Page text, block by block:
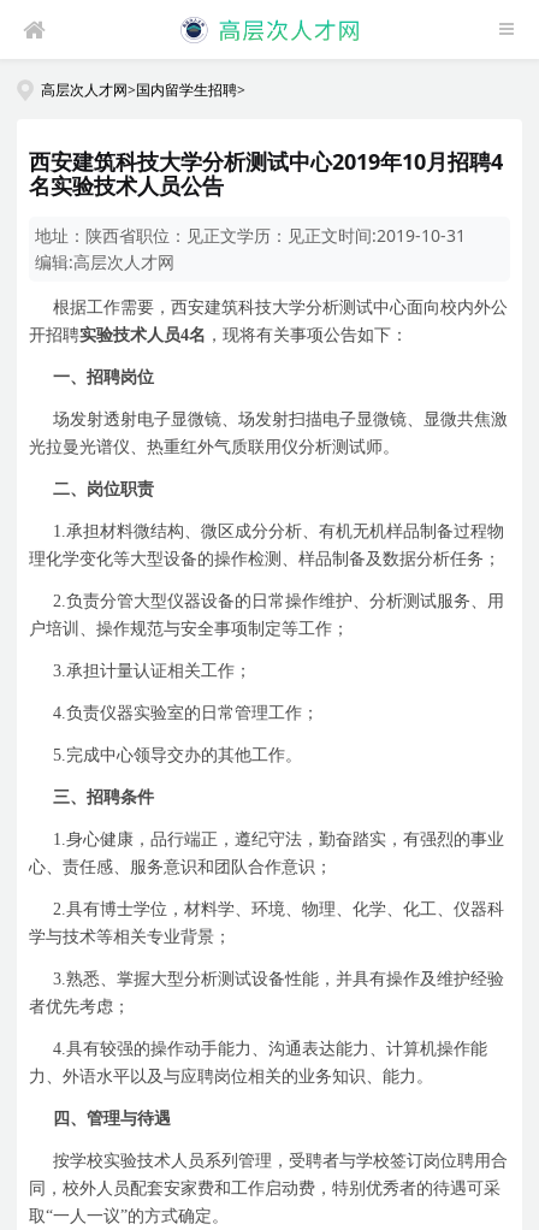
高层次人才网>国内留学生招聘>
西安建筑科技大学分析测试中心2019年10月招聘4
名实验技术人员公告
地址：陕西省职位： 见正文学历： 见正文时间:2019-10-31
编辑:高层次人才网
根据工作需要，西安建筑科技大学分析测试中心面向校内外公
开招聘实验技术人员4名 ，现将有关事项公告如下：
一、招聘岗位
场发射透射电子显微镜、场发射扫描电子显微镜、显微共焦激
光拉曼光谱仪、热重红外气质联用仪分析测试师。
二、岗位职责
1.承担材料微结构、微区成分分析、有机无机样品制备过程物
理化学变化等大型设备的操作检测、样品制备及数据分析任务；
2.负责分管大型仪器设备的日常操作维护、分析测试服务、用
户培训、操作规范与安全事项制定等工作；
3.承担计量认证相关工作；
4.负责仪器实验室的日常管理工作；
5. 完成中心领导交办的其他工作。
三、招聘条件
1.身心健康，品行端正，遵纪守法，勤奋踏实，有强烈的事业
心、责任感、服务意识和团队合作意识；
2.具有博士学位，材料学、环境、物理、化学、化工、仪器科
学与技术等相关专业背景；
3.熟悉、掌握大型分析测试设备性能，并具有操作及维护经验
者优先考虑；
4.具有较强的操作动手能力、沟通表达能力、计算机操作能
力、外语水平以及与应聘岗位相关的业务知识、能力。
四、管理与待遇
按学校实验技术人员系列管理，受聘者与学校签订岗位聘用合
同，校外人员配套安家费和工作启动费，特别优秀者的待遇可采
取“一人一议”的方式确定。